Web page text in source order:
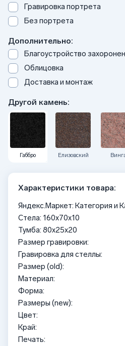
Гравировка портрета
Без портрета
Дополнительно:
Благоустройство
Облицовка
Доставка и монтаж
Другой камень:
Габбро Елизовский
Характеристики товара:
Яндекс.Маркет: Категория и
Стела: 160x70x10
Тумба: 80x25x20
Размер гравировки:
Гравировка для стеллы:
Размер (old):
Материал:
Форма:
Размеры (new):
Цвет:
Край:
Печать: